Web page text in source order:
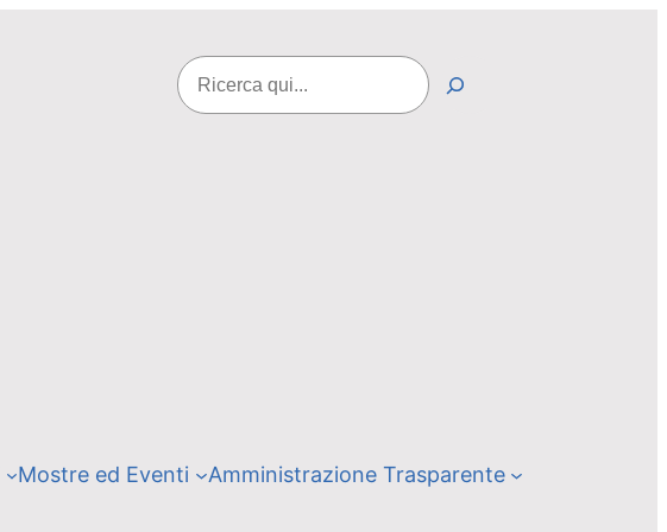
Cerca
Mostre ed Eventi Amministrazione Trasparente